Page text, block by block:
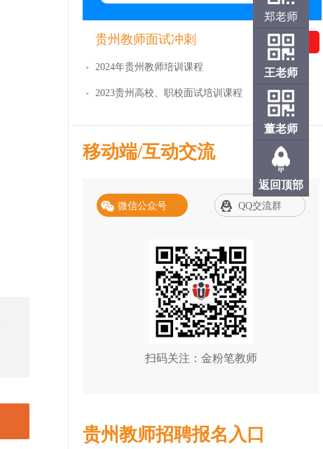
贵州教师面试冲刺 免费试听
2024年贵州教师培训课程
2023贵州高校、职校面试培训课程
移动端/互动交流
微信公众号 QQ交流群
扫码关注：金粉笔教师
贵州教师招聘报名入口
郑老师
王老师
董老师
返回顶部